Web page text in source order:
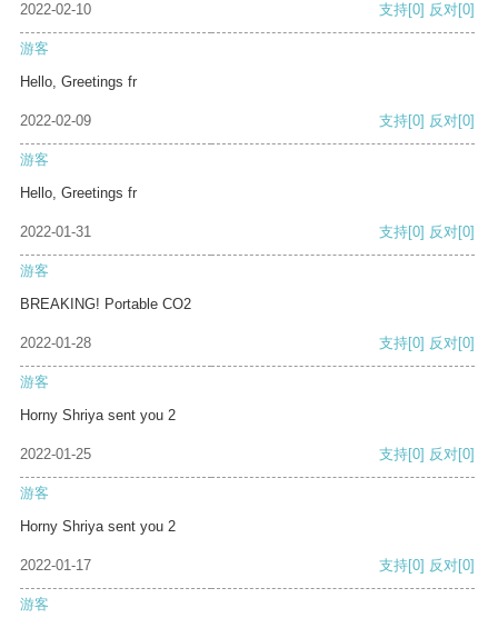
2022-02-10 支持[0] 反对[0]
游客
Hello, Greetings fr
2022-02-09 支持[0] 反对[0]
游客
Hello, Greetings fr
2022-01-31 支持[0] 反对[0]
游客
BREAKING! Portable CO2
2022-01-28 支持[0] 反对[0]
游客
Horny Shriya sent you 2
2022-01-25 支持[0] 反对[0]
游客
Horny Shriya sent you 2
2022-01-17 支持[0] 反对[0]
游客